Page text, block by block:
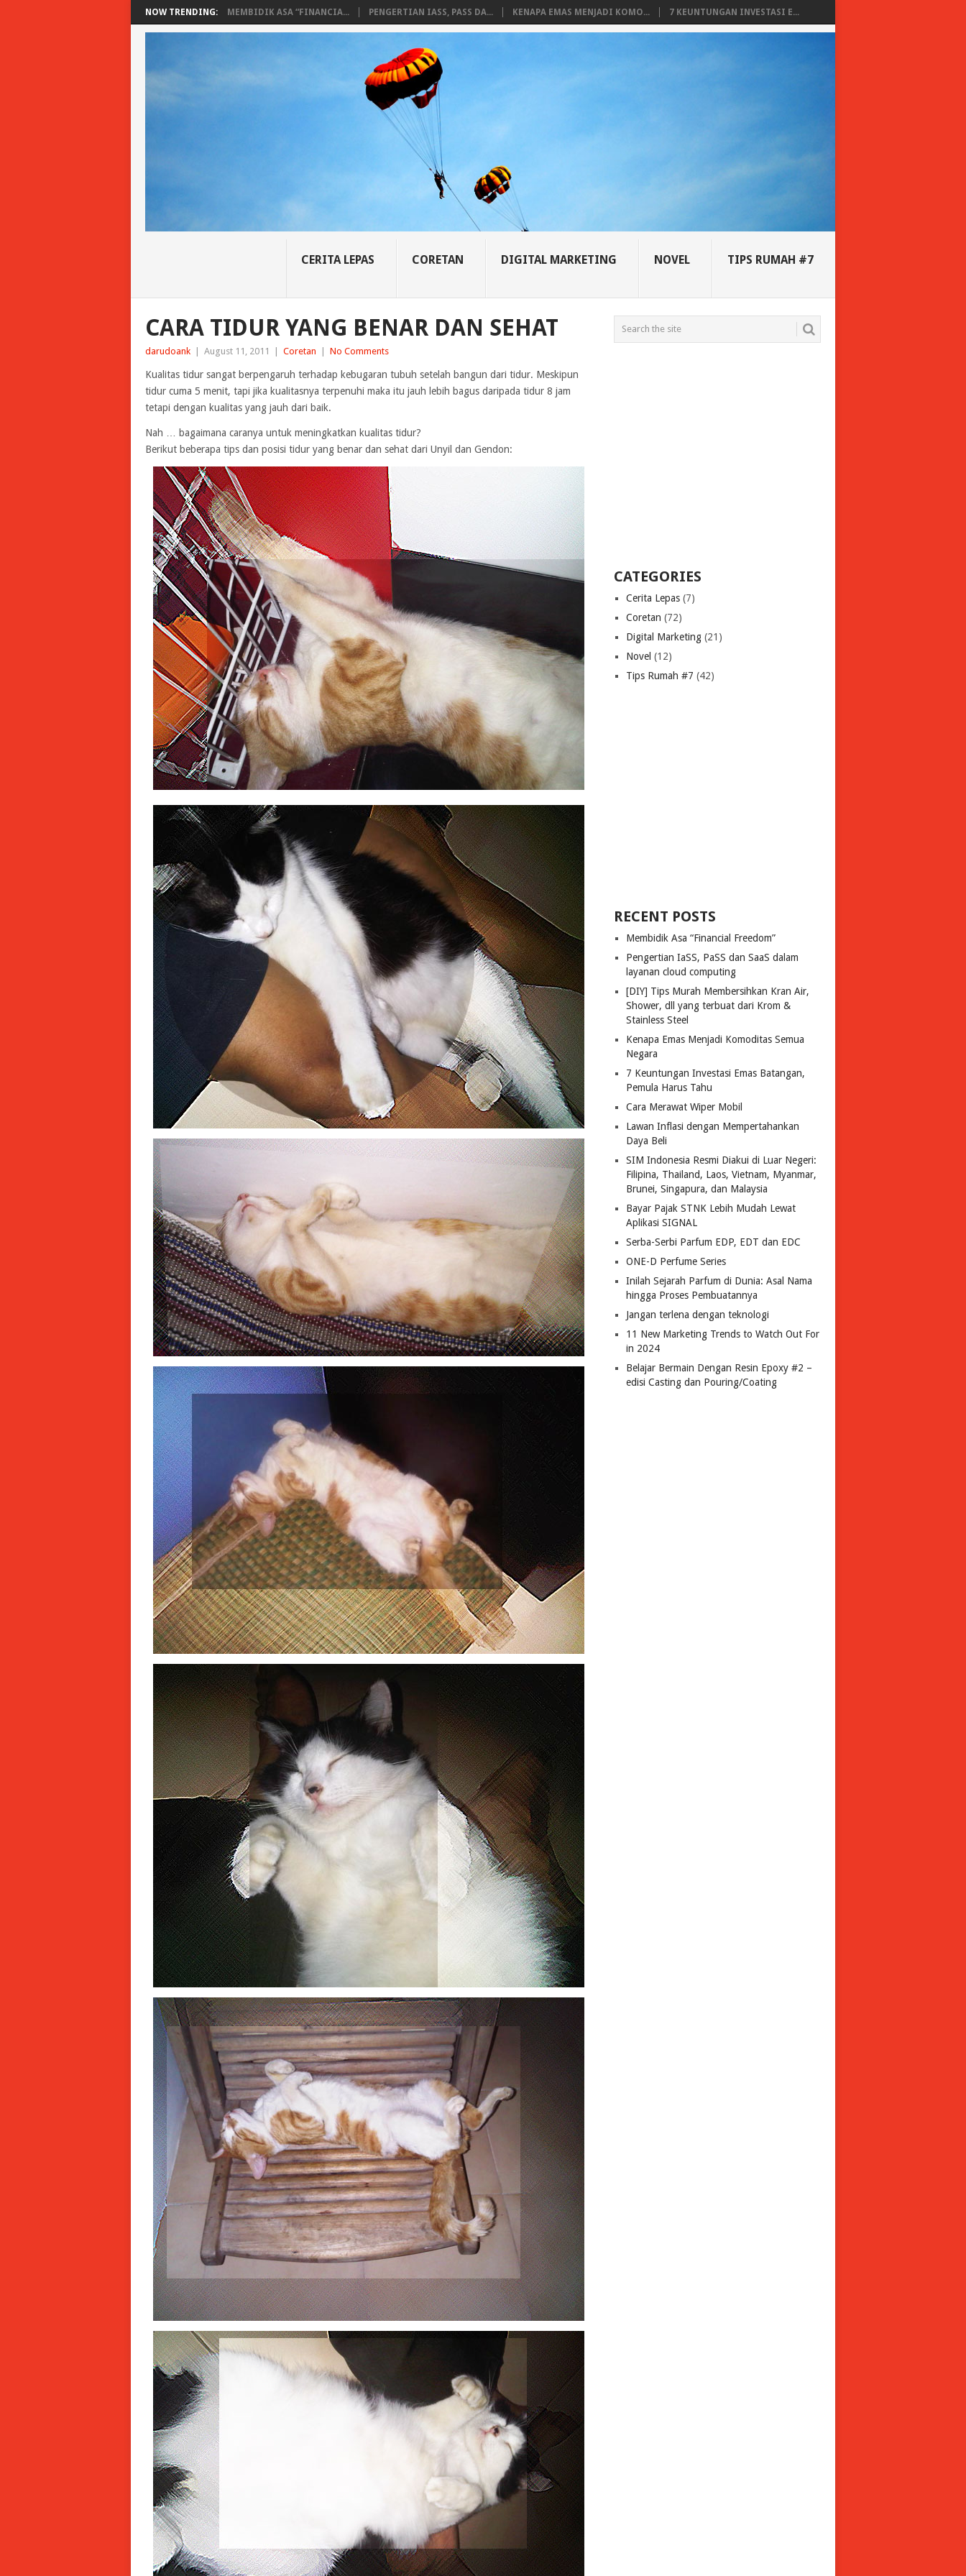
NOW TRENDING: MEMBIDIK ASA “FINANCIA... PENGERTIAN IASS, PASS DA... KENAPA EMAS MENJADI KOMO... 7 KEUNTUNGAN INVESTASI E...
CERITA LEPAS CORETAN DIGITAL MARKETING NOVEL TIPS RUMAH #7
CARA TIDUR YANG BENAR DAN SEHAT
darudoank | August 11, 2011 | Coretan | No Comments
Kualitas tidur sangat berpengaruh terhadap kebugaran tubuh setelah bangun dari tidur. Meskipun
tidur cuma 5 menit, tapi jika kualitasnya terpenuhi maka itu jauh lebih bagus daripada tidur 8 jam
tetapi dengan kualitas yang jauh dari baik.
Nah … bagaimana caranya untuk meningkatkan kualitas tidur?
Berikut beberapa tips dan posisi tidur yang benar dan sehat dari Unyil dan Gendon:
CATEGORIES
Cerita Lepas (7)
Coretan (72)
Digital Marketing (21)
Novel (12)
Tips Rumah #7 (42)
RECENT POSTS
Membidik Asa “Financial Freedom”
Pengertian IaSS, PaSS dan SaaS dalam
layanan cloud computing
[DIY] Tips Murah Membersihkan Kran Air,
Shower, dll yang terbuat dari Krom &
Stainless Steel
Kenapa Emas Menjadi Komoditas Semua
Negara
7 Keuntungan Investasi Emas Batangan,
Pemula Harus Tahu
Cara Merawat Wiper Mobil
Lawan Inflasi dengan Mempertahankan
Daya Beli
SIM Indonesia Resmi Diakui di Luar Negeri:
Filipina, Thailand, Laos, Vietnam, Myanmar,
Brunei, Singapura, dan Malaysia
Bayar Pajak STNK Lebih Mudah Lewat
Aplikasi SIGNAL
Serba-Serbi Parfum EDP, EDT dan EDC
ONE-D Perfume Series
Inilah Sejarah Parfum di Dunia: Asal Nama
hingga Proses Pembuatannya
Jangan terlena dengan teknologi
11 New Marketing Trends to Watch Out For
in 2024
Belajar Bermain Dengan Resin Epoxy #2 –
edisi Casting dan Pouring/Coating